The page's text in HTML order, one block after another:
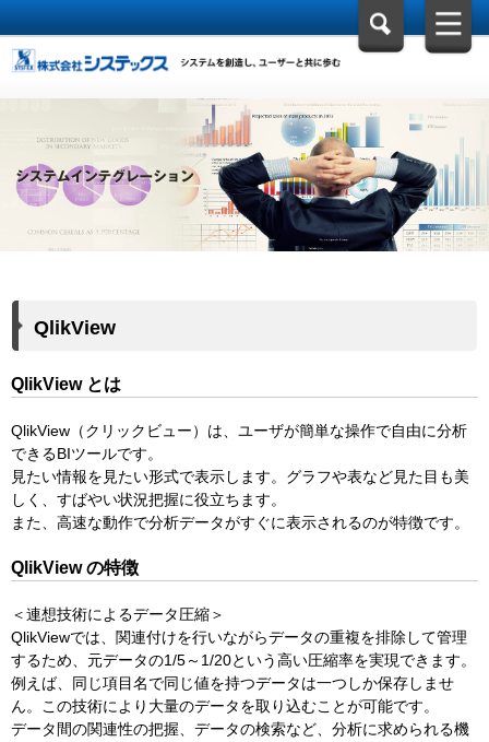
QlikView
QlikView とは
QlikView（クリックビュー）は、ユーザが簡単な操作で自由に分析
できるBIツールです。
見たい情報を見たい形式で表示します。グラフや表など見た目も美
しく、すばやい状況把握に役立ちます。
また、高速な動作で分析データがすぐに表示されるのが特徴です。
QlikView の特徴
＜連想技術によるデータ圧縮＞
QlikViewでは、関連付けを行いながらデータの重複を排除して管理
するため、元データの1/5～1/20という高い圧縮率を実現できます。
例えば、同じ項目名で同じ値を持つデータは一つしか保存しませ
ん。この技術により大量のデータを取り込むことが可能です。
データ間の関連性の把握、データの検索など、分析に求められる機